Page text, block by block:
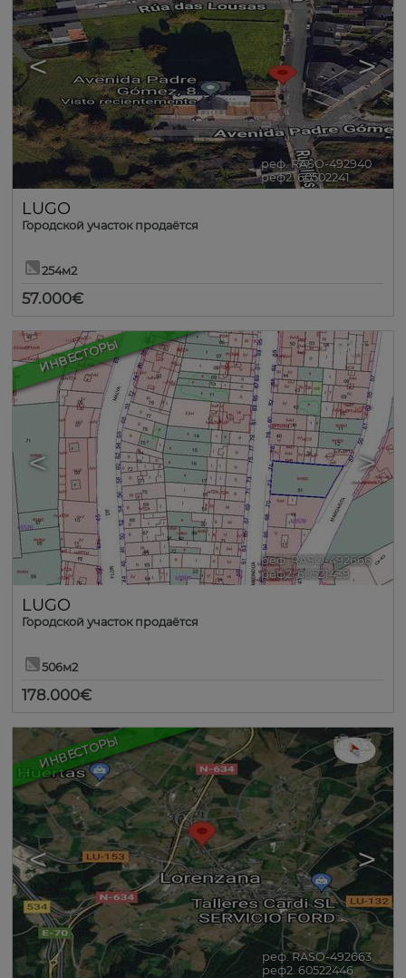
< >
реф. RASO-492940 🔗
реф2. 60502241
LUGO
Городской участок продаётся
254м2
57.000€
ИНВЕСТОРЫ
< >
11
реф. RASO-492666 🔗
реф2. 60521439
LUGO
Городской участок продаётся
506м2
178.000€
ИНВЕСТОРЫ
< >
13
реф. RASO-492663 🔗
реф2. 60522446